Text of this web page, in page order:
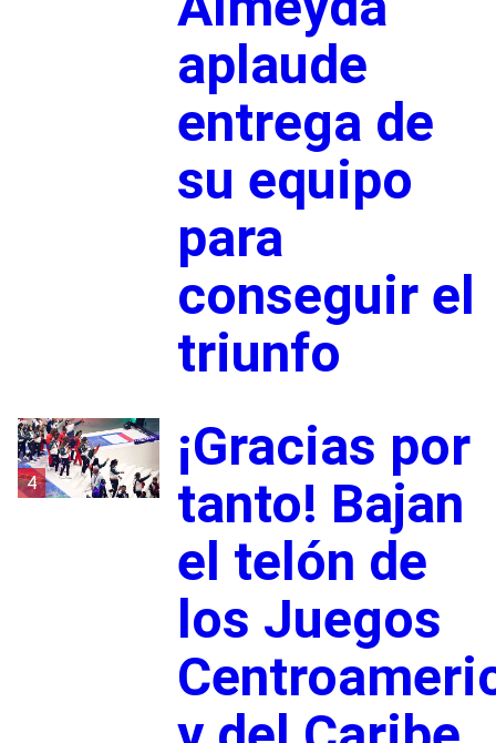
aplaude
entrega de
su equipo
para
conseguir el
triunfo
4
¡Gracias por
tanto! Bajan
el telón de
los Juegos